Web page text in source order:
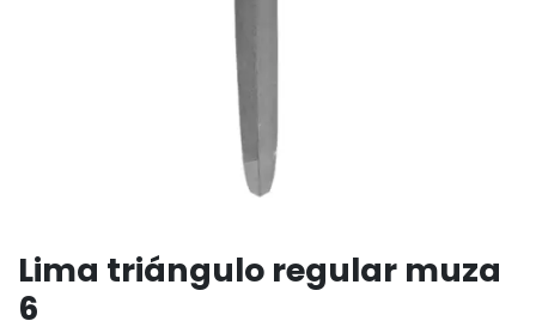
Lima triángulo regular muza
6